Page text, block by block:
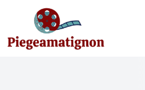
contenu